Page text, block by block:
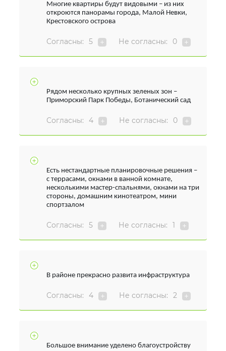
Многие квартиры будут видовыми – из них
откроются панорамы города, Малой Невки,
Крестовского острова
Согласны: 5 Не согласны: 0
Рядом несколько крупных зеленых зон –
Приморский Парк Победы, Ботанический сад
Согласны: 4 Не согласны: 0
Есть нестандартные планировочные решения –
с террасами, окнами в ванной комнате,
несколькими мастер-спальнями, окнами на три
стороны, домашним кинотеатром, мини
спортзалом
Согласны: 5 Не согласны: 1
В районе прекрасно развита инфраструктура
Согласны: 4 Не согласны: 2
Большое внимание уделено благоустройству